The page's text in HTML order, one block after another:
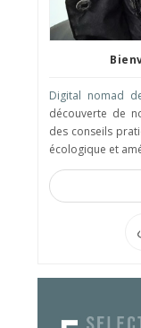
Digital nomad
découverte de
des conseils
écologique et